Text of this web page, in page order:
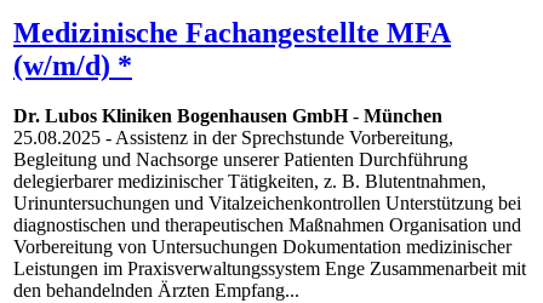
Medizinische Fachangestellte MFA
(w/m/d) *
Dr. Lubos Kliniken Bogenhausen GmbH- München
25.08.2025 - Assistenz in der Sprechstunde Vorbereitung,
Begleitung und Nachsorge unserer Patienten Durchführung
delegierbarer medizinischer Tätigkeiten, z. B. Blutentnahmen,
Urinuntersuchungen und Vitalzeichenkontrollen Unterstützung bei
diagnostischen und therapeutischen Maßnahmen Organisation und
Vorbereitung von Untersuchungen Dokumentation medizinischer
Leistungen im Praxisverwaltungssystem Enge Zusammenarbeit mit
den behandelnden Ärzten Empfang...